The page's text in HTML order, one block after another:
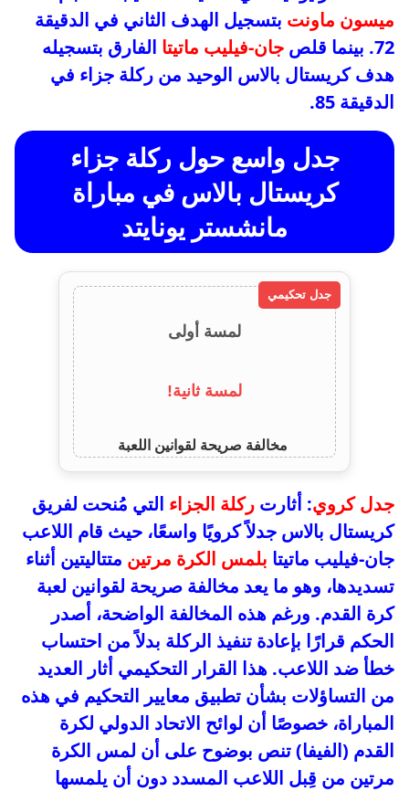
ميسون ماونت بتسجيل الهدف الثاني في الدقيقة
72. بينما قلص
جان-فيليب ماتيتا الفارق بتسجيله
هدف كريستال بالاس الوحيد من ركلة جزاء في
الدقيقة 85.
جدل واسع حول ركلة جزاء
كريستال بالاس في مباراة
مانشستر يونايتد
لمسة أولى
لمسة ثانية!
مخالفة صريحة لقوانين اللعبة
جدل تحكيمي
جدل كروي: أثارت ركلة الجزاء التي مُنحت لفريق
كريستال بالاس جدلاً كرويًا واسعًا، حيث قام اللاعب
جان-فيليب ماتيتا بلمس الكرة مرتين متتاليتين أثناء
تسديدها، وهو ما يعد مخالفة صريحة لقوانين لعبة
كرة القدم. ورغم هذه المخالفة الواضحة، أصدر
الحكم قرارًا بإعادة تنفيذ الركلة بدلاً من احتساب
خطأ ضد اللاعب. هذا القرار التحكيمي أثار العديد
من التساؤلات بشأن تطبيق معايير التحكيم في هذه
المباراة، خصوصًا أن لوائح الاتحاد الدولي لكرة
القدم (الفيفا) تنص بوضوح على أن لمس الكرة
مرتين من قِبل اللاعب المسدد دون أن يلمسها